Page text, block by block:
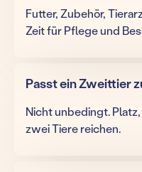
Futter, Zubehör,
Zeit für Pflege und
Passt ein Zweittier
Nicht unbedingt.
zwei Tiere reichen.